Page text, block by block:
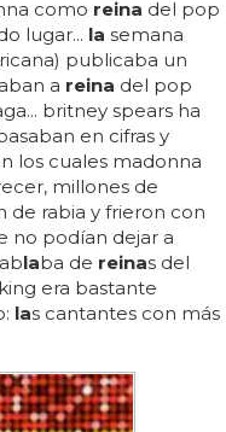
como reina del pop
lugar... la semana
publicaba un
a reina del pop
britney spears ha
en cifras y
los cuales madonna
millones de
de rabia y frieron con
no podían dejar a
laba de reinas del
era bastante
las cantantes con más